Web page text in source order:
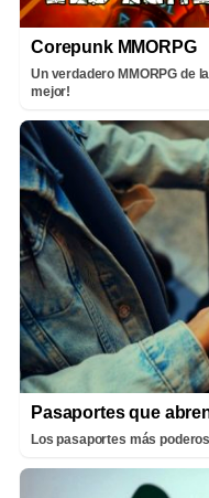
Corepunk MMORPG
Un verdadero MMORPG de
mejor!
Pasaportes que
Los pasaportes más